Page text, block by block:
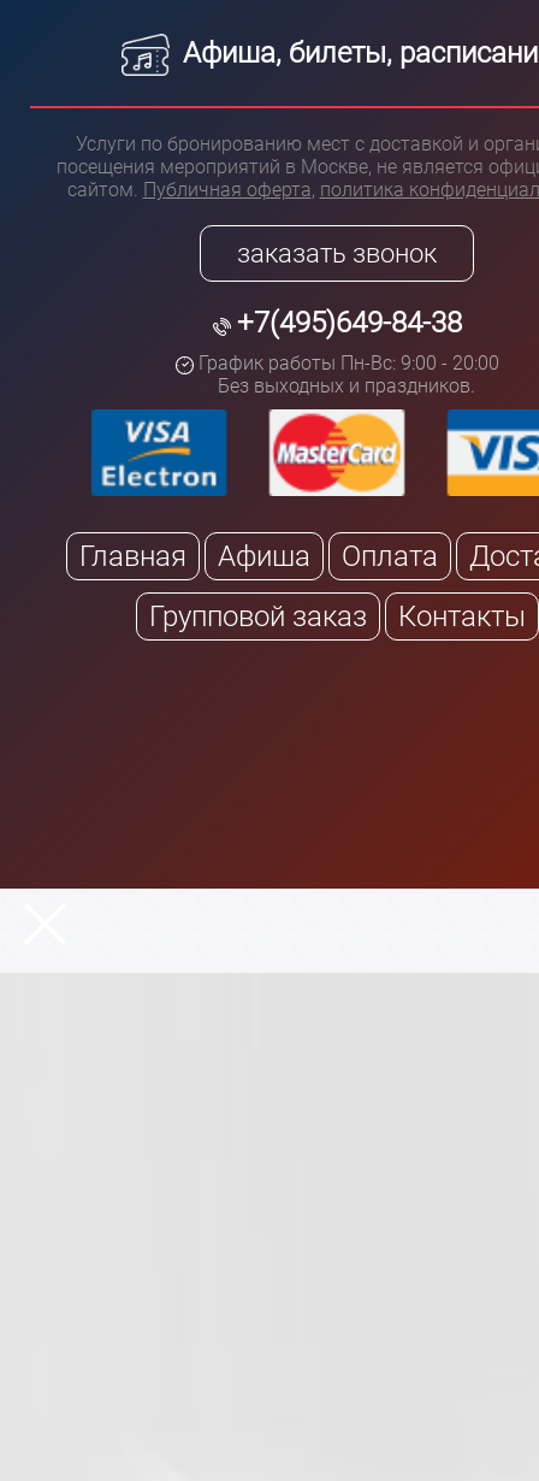
Афиша, билеты,
Услуги по бронированию мест с доставкой и
посещения мероприятий в Москве, не является
сайтом. Публичная оферта, политика
заказать звонок
+7(495)649-84-38
График работы Пн-Вс: 9:00 - 20:00
Без выходных и праздников.
Главная Афиша Оплата
Групповой заказ
Контакты